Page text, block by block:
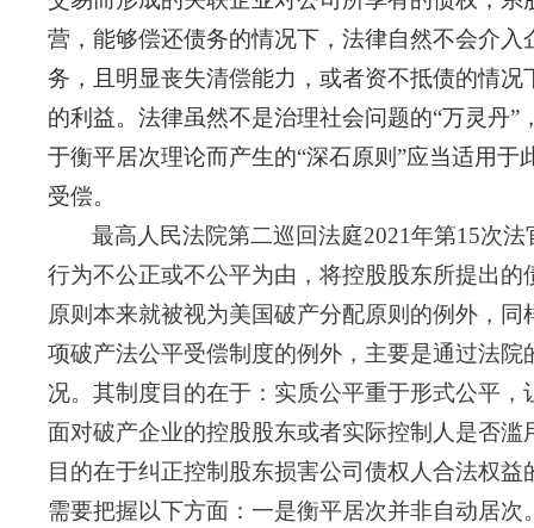
营，能够偿还债务的情况下，法律自然不会介
务，且明显丧失清偿能力，或者资不抵债的情
的利益。法律虽然不是治理社会问题的“万灵丹
于衡平居次理论而产生的“深石原则”应当适用
受偿。
最高人民法院第二巡回法庭2021年第1 5次法
行为不公正或不公平为由，将控股股东所提出
原则本来就被视为美国破产分配原则的例外，
项破产法公平受偿制度的例外，主要是通过法
况。其制度目的在于：实质公平重于形式公平
面对破产企业的控股股东或者实际控制人是否
目的在于纠正控制股东损害公司债权人合法权
需要把握以下方面：一是衡平居次并非自动居次